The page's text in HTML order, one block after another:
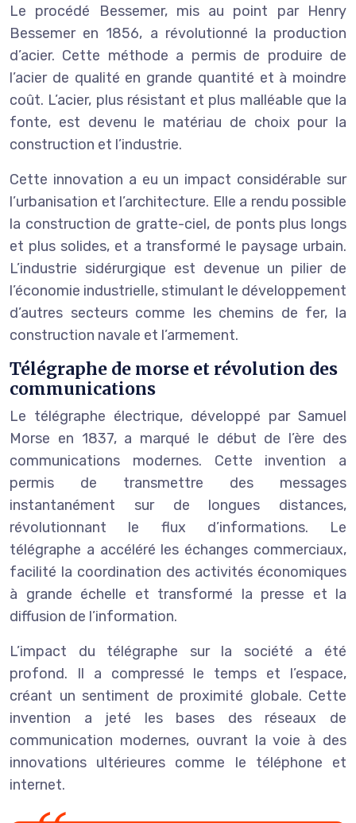
Le procédé Bessemer, mis au point par Henry
Bessemer en 1856, a révolutionné la production
d’acier. Cette méthode a permis de produire de
l’acier de qualité en grande quantité et à moindre
coût. L’acier, plus résistant et plus malléable que la
fonte, est devenu le matériau de choix pour la
construction et l’industrie.
Cette innovation a eu un impact considérable sur
l’urbanisation et l’architecture. Elle a rendu possible
la construction de gratte-ciel, de ponts plus longs
et plus solides, et a transformé le paysage urbain.
L’industrie sidérurgique est devenue un pilier de
l’économie industrielle, stimulant le développement
d’autres secteurs comme les chemins de fer, la
construction navale et l’armement.
Télégraphe de morse et révolution des
communications
Le télégraphe électrique, développé par Samuel
Morse en 1837, a marqué le début de l’ère des
communications modernes. Cette invention a
permis de transmettre des messages
instantanément sur de longues distances,
révolutionnant le flux d’informations. Le
télégraphe a accéléré les échanges commerciaux,
facilité la coordination des activités économiques
à grande échelle et transformé la presse et la
diffusion de l’information.
L’impact du télégraphe sur la société a été
profond. Il a compressé le temps et l’espace,
créant un sentiment de proximité globale. Cette
invention a jeté les bases des réseaux de
communication modernes, ouvrant la voie à des
innovations ultérieures comme le téléphone et
internet.